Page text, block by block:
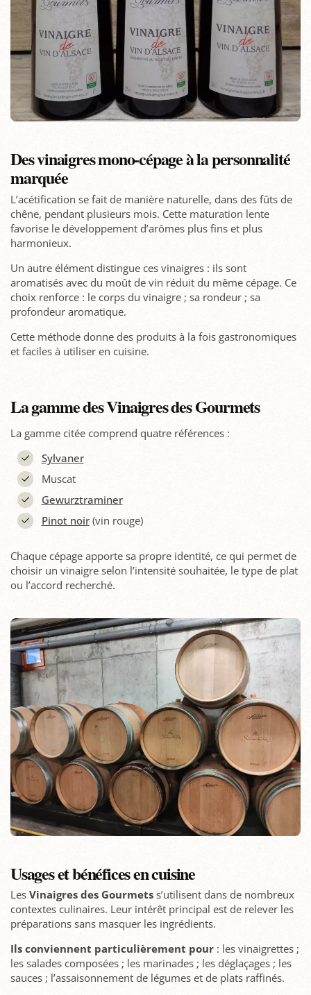
Des vinaigres mono-cépage à la personnalité
marquée
L’acétification se fait de manière naturelle, dans des fûts de
chêne, pendant plusieurs mois. Cette maturation lente
favorise le développement d’arômes plus fins et plus
harmonieux.
Un autre élément distingue ces vinaigres : ils sont
aromatisés avec du moût de vin réduit du même cépage. Ce
choix renforce : le corps du vinaigre ; sa rondeur ; sa
profondeur aromatique.
Cette méthode donne des produits à la fois gastronomiques
et faciles à utiliser en cuisine.
La gamme des Vinaigres des Gourmets
La gamme citée comprend quatre références :
Sylvaner
Muscat
Gewurztraminer
Pinot noir(vin rouge)
Chaque cépage apporte sa propre identité, ce qui permet de
choisir un vinaigre selon l’intensité souhaitée, le type de plat
ou l’accord recherché.
Usages et bénéfices en cuisine
Les Vinaigres des Gourmets s’utilisent dans de nombreux
contextes culinaires. Leur intérêt principal est de relever les
préparations sans masquer les ingrédients.
Ils conviennent particulièrement pour : les vinaigrettes ;
les salades composées ; les marinades ; les déglaçages ; les
sauces ; l’assaisonnement de légumes et de plats raffinés.